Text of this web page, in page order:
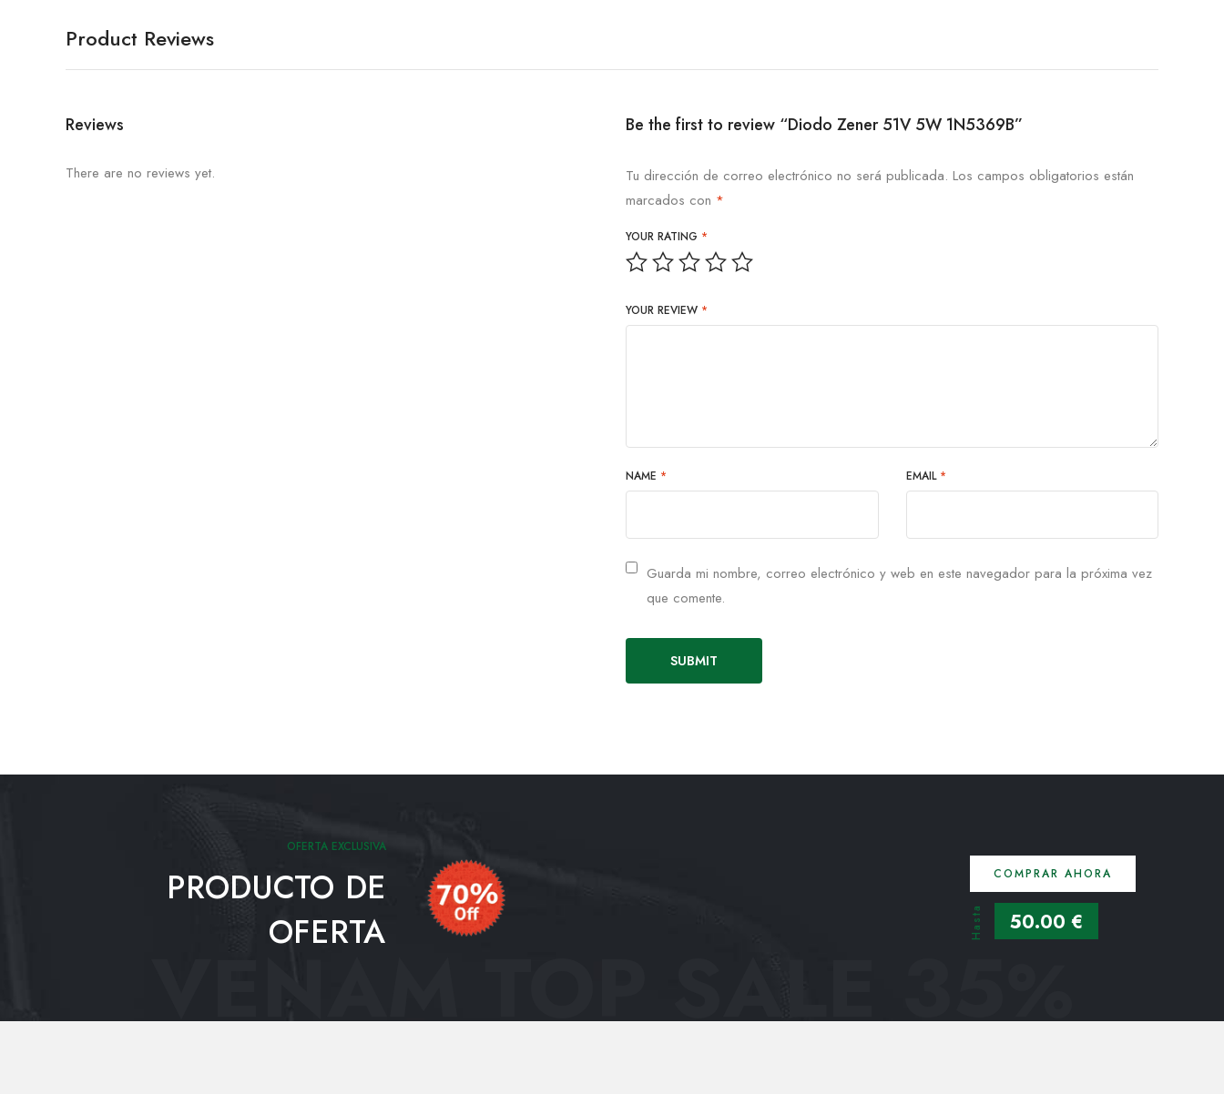
Product Reviews
Reviews
There are no reviews yet.
Be the first to review “Diodo Zener 51V 5W 1N5369B”
Tu dirección de correo electrónico no será publicada. Los campos obligatorios están
marcados con *
YOUR RATING *
YOUR REVIEW *
NAME * EMAIL *
Guarda mi nombre, correo electrónico y web en este navegador para la próxima vez
que comente.
OFERTA EXCLUSIVA
PRODUCTO DE
OFERTA
COMPRAR AHORA
Hasta 50.00 €
VENAM TOP SALE 35%